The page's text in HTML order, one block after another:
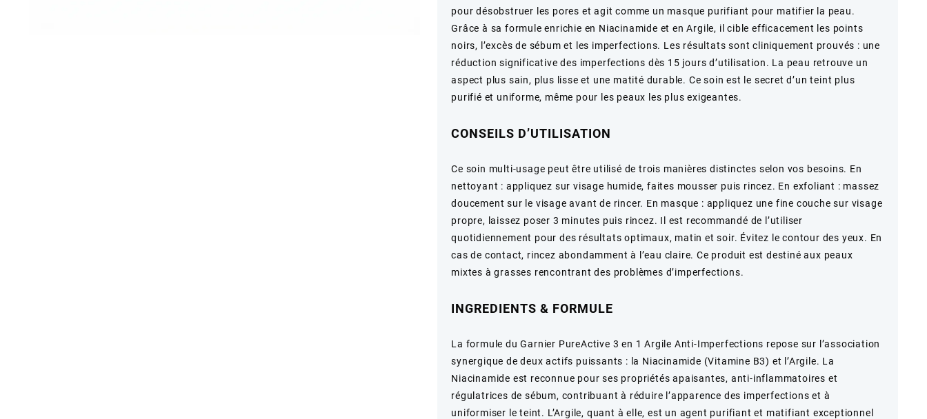
Imperfections
Réduit
les
imperfections
pour désobstruer les pores et agit comme un masque purifiant pour matifier la peau.
Grâce à sa formule enrichie en Niacinamide et en Argile, il cible efficacement les points
noirs, l’excès de sébum et les imperfections. Les résultats sont cliniquement prouvés : une
réduction significative des imperfections dès 15 jours d’utilisation. La peau retrouve un
aspect plus sain, plus lisse et une matité durable. Ce soin est le secret d’un teint plus
purifié et uniforme, même pour les peaux les plus exigeantes.
CONSEILS D’UTILISATION
Ce soin multi-usage peut être utilisé de trois manières distinctes selon vos besoins. En
nettoyant : appliquez sur visage humide, faites mousser puis rincez. En exfoliant : massez
doucement sur le visage avant de rincer. En masque : appliquez une fine couche sur visage
propre, laissez poser 3 minutes puis rincez. Il est recommandé de l’utiliser
quotidiennement pour des résultats optimaux, matin et soir. Évitez le contour des yeux. En
cas de contact, rincez abondamment à l’eau claire. Ce produit est destiné aux peaux
mixtes à grasses rencontrant des problèmes d’imperfections.
INGREDIENTS & FORMULE
La formule du Garnier PureActive 3 en 1 Argile Anti-Imperfections repose sur l’association
synergique de deux actifs puissants : la Niacinamide (Vitamine B3) et l’Argile. La
Niacinamide est reconnue pour ses propriétés apaisantes, anti-inflammatoires et
régulatrices de sébum, contribuant à réduire l’apparence des imperfections et à
uniformiser le teint. L’Argile, quant à elle, est un agent purifiant et matifiant exceptionnel